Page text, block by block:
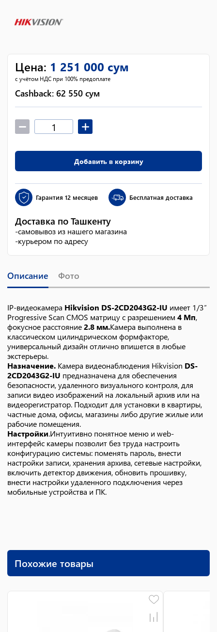
Цена: 1 251 000 сум
с учётом НДС при 100% предоплате
Cashback: 62 550 сум
Добавить в корзину
Гарантия 12 месяцев Бесплатная доставка
Доставка по Ташкенту
-самовывоз из нашего магазина
-курьером по адресу
Описание Фото
IP-видеокамера Hikvision DS-2CD2043G2-IU имеет 1/3″
Progressive Scan CMOS матрицу с разрешением 4 Мп,
фокусное расстояние2.8 мм.Камера выполнена в
классическом цилиндрическом формфакторе,
универсальный дизайн отлично впишется в любые
экстерьеры.
Назначение. Камера видеонаблюдения Hikvision DS-
2CD2043G2-IU предназначена для обеспечения
безопасности, удаленного визуального контроля, для
записи видео изображений на локальный архив или на
видеорегистратор. Подходит для установки в квартиры,
частные дома, офисы, магазины либо другие жилые или
рабочие помещения.
Настройки.Интуитивно понятное меню и web-
интерфейс камеры позволит без труда настроить
конфигурацию системы: поменять пароль, внести
настройки записи, хранения архива, сетевые настройки,
включить детектор движения, обновить прошивку,
внести настройки удаленного подключения через
мобильные устройства и ПК.
Похожие товары